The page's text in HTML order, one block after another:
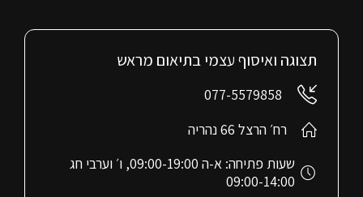
תצוגה ואיסוף עצמי בתיאום מראש
077-5579858
רח׳ הרצל 66 נהריה
שעות פתיחה: א-ה 09:00-19:00, ו׳ וערבי חג
09:00-14:00